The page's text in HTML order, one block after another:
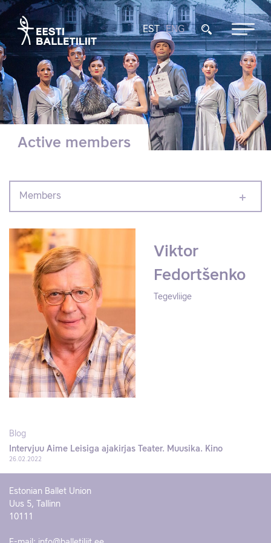
EST ENG
Active members
Members
Viktor
Fedortšenko
Tegevliige
Blog
Intervjuu Aime Leisiga ajakirjas Teater. Muusika. Kino
26.02.2022
Estonian Ballet Union
Uus 5, Tallinn
10111